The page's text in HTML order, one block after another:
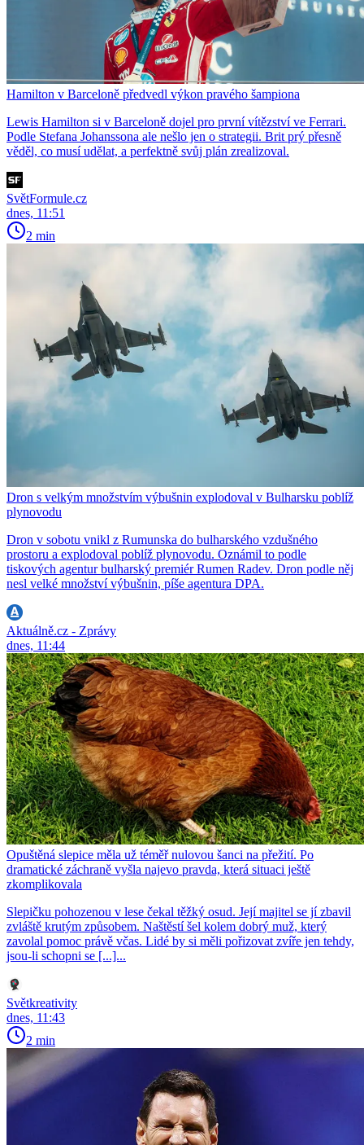
Hamilton v Barceloně předvedl výkon pravého šampiona
Lewis Hamilton si v Barceloně dojel pro první vítězství ve Ferrari.
Podle Stefana Johanssona ale nešlo jen o strategii. Brit prý přesně
věděl, co musí udělat, a perfektně svůj plán zrealizoval.
SvětFormule.cz
dnes, 11:51
2 min
Dron s velkým množstvím výbušnin explodoval v Bulharsku poblíž
plynovodu
Dron v sobotu vnikl z Rumunska do bulharského vzdušného
prostoru a explodoval poblíž plynovodu. Oznámil to podle
tiskových agentur bulharský premiér Rumen Radev. Dron podle něj
nesl velké množství výbušnin, píše agentura DPA.
Aktuálně.cz - Zprávy
dnes, 11:44
Opuštěná slepice měla už téměř nulovou šanci na přežití. Po
dramatické záchraně vyšla najevo pravda, která situaci ještě
zkomplikovala
Slepičku pohozenou v lese čekal těžký osud. Její majitel se jí zbavil
zvláště krutým způsobem. Naštěstí šel kolem dobrý muž, který
zavolal pomoc právě včas. Lidé by si měli pořizovat zvíře jen tehdy,
jsou-li schopni se [...]...
Světkreativity
dnes, 11:43
2 min